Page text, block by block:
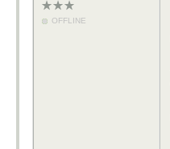
OFFLINE